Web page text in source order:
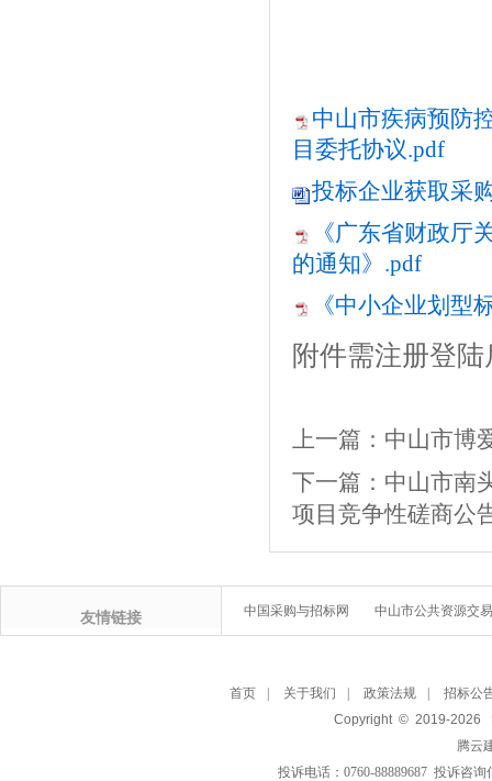
中山市疾病预防
目委托协议.pdf
投标企业获取采
《广东省财政厅
的通知》.pdf
《中小企业划型
附件需注册登
上一篇： 中山市博
下一篇： 中山市南
项目竞争性磋商公
友情链接 中国采购与招标网 中山市公共资源交
首页 关于我们 政策法规
招标公
Copyright © 2019-2026
腾云
投诉电话：0760-88889687 投诉咨